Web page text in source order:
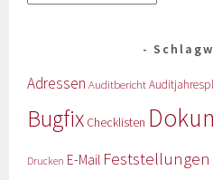
Adressen Auditbericht
Bugfix Checklisten
Drucken E-Mail Feststellungen